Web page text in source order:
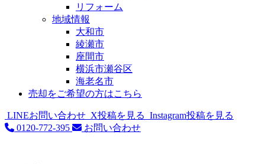
リフォーム
地域情報
大和市
綾瀬市
座間市
横浜市瀬谷区
海老名市
売却をご希望の方はこちら
LINEお問い合わせ X投稿を見る Instagram投稿を見る
0120-772-395
お問い合わせ